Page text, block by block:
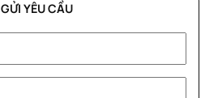
GỬI YÊU CẦU